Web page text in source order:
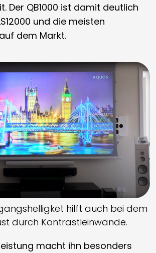
Der QB1000 ist damit deutlich
und die meisten
dem Markt.
hilft auch bei dem
durch Kontrastleinwände.
macht ihn besonders